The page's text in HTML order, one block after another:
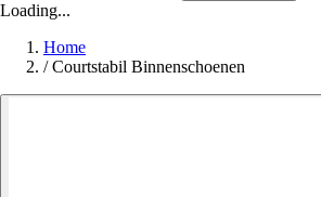
Loading...
Home
/ Courtstabil Binnenschoenen